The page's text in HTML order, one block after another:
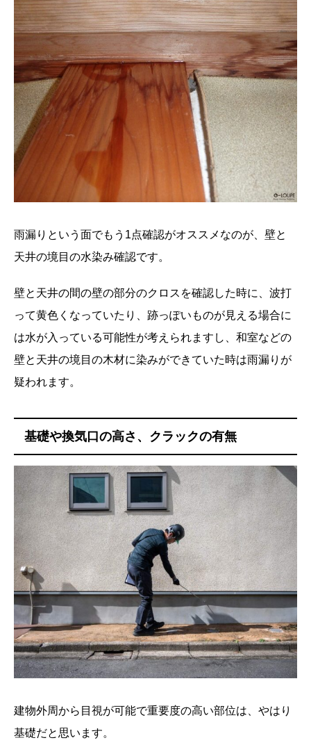
雨漏りという面でもう1点確認がオススメなのが、壁と
天井の境目の水染み確認です。
壁と天井の間の壁の部分のクロスを確認した時に、波打
って黄色くなっていたり、跡っぽいものが見える場合に
は水が入っている可能性が考えられますし、和室などの
壁と天井の境目の木材に染みができていた時は雨漏りが
疑われます。
基礎や換気口の高さ、クラックの有無
建物外周から目視が可能で重要度の高い部位は、やはり
基礎だと思います。